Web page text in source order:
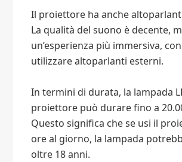
Il proiettore ha anche
La qualità del suono è decente,
un’esperienza più immersiva,
utilizzare altoparlanti esterni.
In termini di durata, la lampada
proiettore può durare fino a
Questo significa che se usi il
ore al giorno, la lampada
oltre 18 anni.